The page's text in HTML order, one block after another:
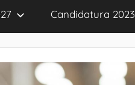
Candidatura 2023